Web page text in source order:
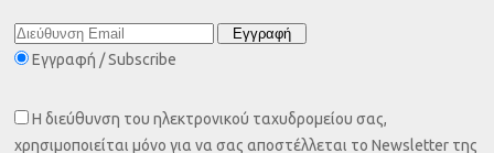
Εγγραφή / Subscribe
Η διεύθυνση του ηλεκτρονικού ταχυδρομείου σας,
χρησιμοποιείται μόνο για να σας αποστέλλεται το Newsletter της